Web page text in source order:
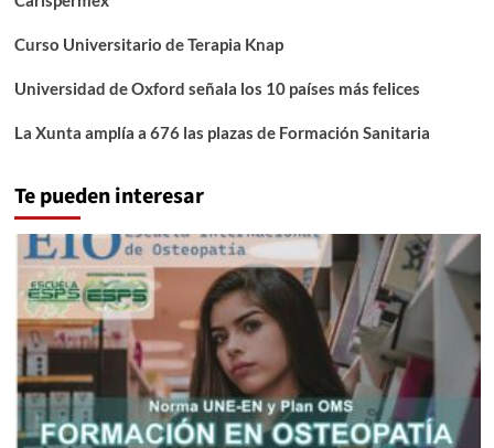
Curso Universitario de Terapia Knap
Universidad de Oxford señala los 10 países más felices
La Xunta amplía a 676 las plazas de Formación Sanitaria
Te pueden interesar